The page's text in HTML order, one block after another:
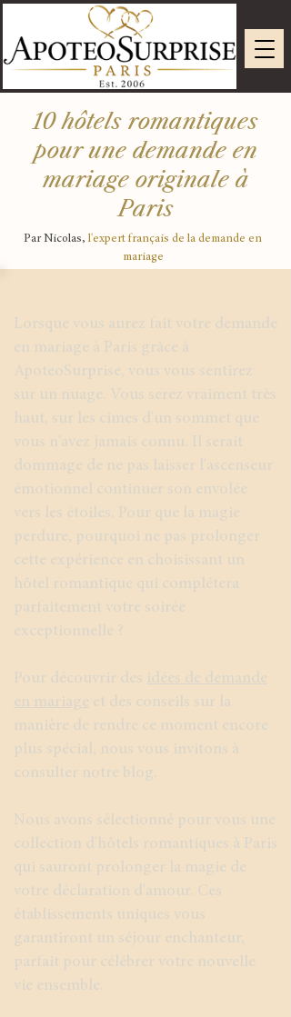
10 hôtels romantiques
pour une demande en
mariage originale à
Paris
Par Nicolas, l'expert français de la demande en
mariage
Lorsque vous aurez fait votre demande
en mariage à Paris grâce à
ApoteoSurprise, vous vous sentirez
sur un nuage. Vous serez vraiment très
haut, sur les cimes d'un sommet que
vous n'avez jamais connu. Il serait
dommage de ne pas laisser l'ascenseur
émotionnel continuer son envolée
vers les étoiles. Pour que la magie
perdure, pourquoi ne pas prolonger
cette expérience en choisissant un
hôtel romantique qui complétera
parfaitement votre soirée
exceptionnelle ?
Pour découvrir des idées de demande
en mariage et des conseils sur la
manière de rendre ce moment encore
plus spécial, nous vous invitons à
consulter notre blog.
Nous avons sélectionné pour vous une
collection d'hôtels romantiques à Paris
qui sauront prolonger la magie de
votre déclaration d'amour. Ces
établissements uniques vous
garantiront un séjour enchanteur,
parfait pour célébrer votre nouvelle
vie ensemble.